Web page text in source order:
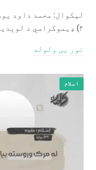
لیکوال: محمد داود
۴) ډیموکراسي د لوېدیځو ساینس پوهانو…
نور یی ولوله
اسلام